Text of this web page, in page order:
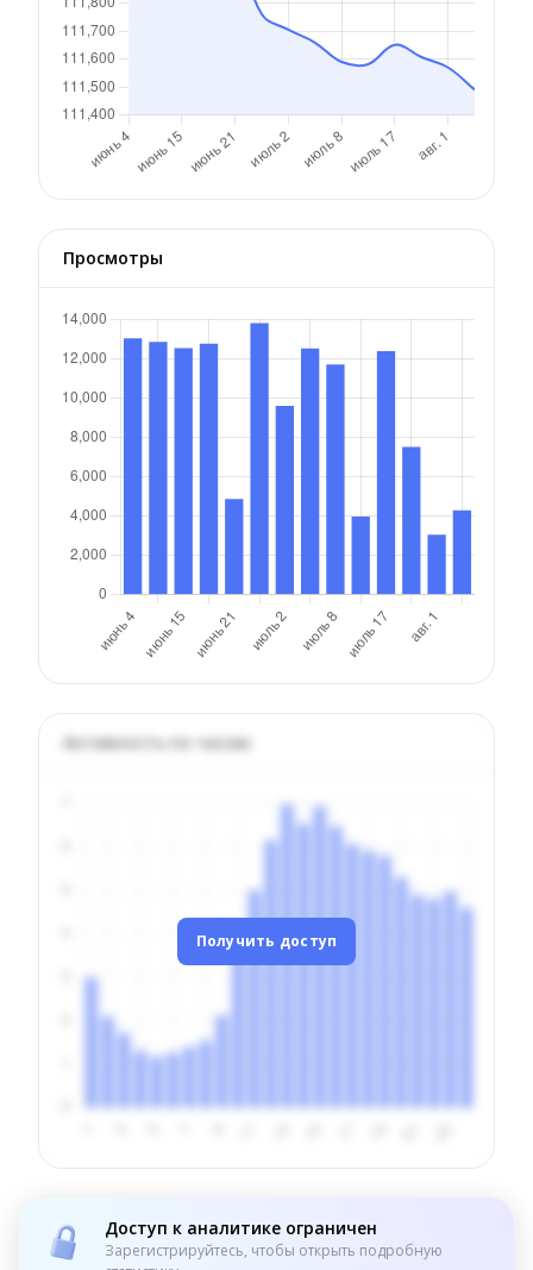
Просмотры
Активность по часам
Получить доступ
Доступ к аналитике ограничен
Зарегистрируйтесь, чтобы открыть подробную